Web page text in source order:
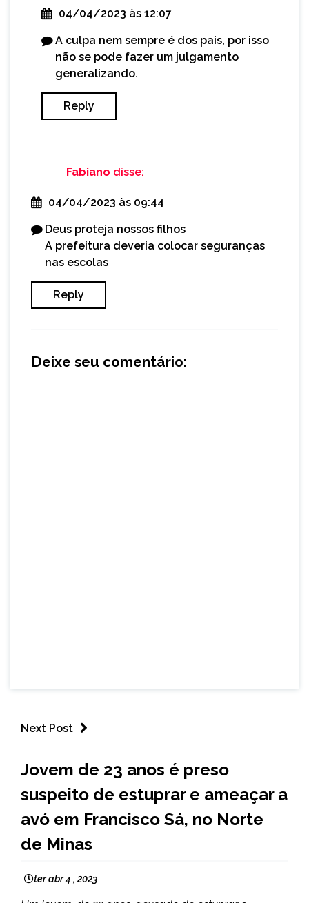
04/04/2023 às 12:07
A culpa nem sempre é dos pais, por isso
não se pode fazer um julgamento
generalizando.
Reply
Fabiano disse:
04/04/2023 às 09:44
Deus proteja nossos filhos
A prefeitura deveria colocar seguranças
nas escolas
Reply
Deixe seu comentário:
Next Post
GERAIS
NOTÍCIAS
Jovem de 23 anos é preso
suspeito de estuprar e ameaçar a
avó em Francisco Sá, no Norte
de Minas
ter abr 4 , 2023